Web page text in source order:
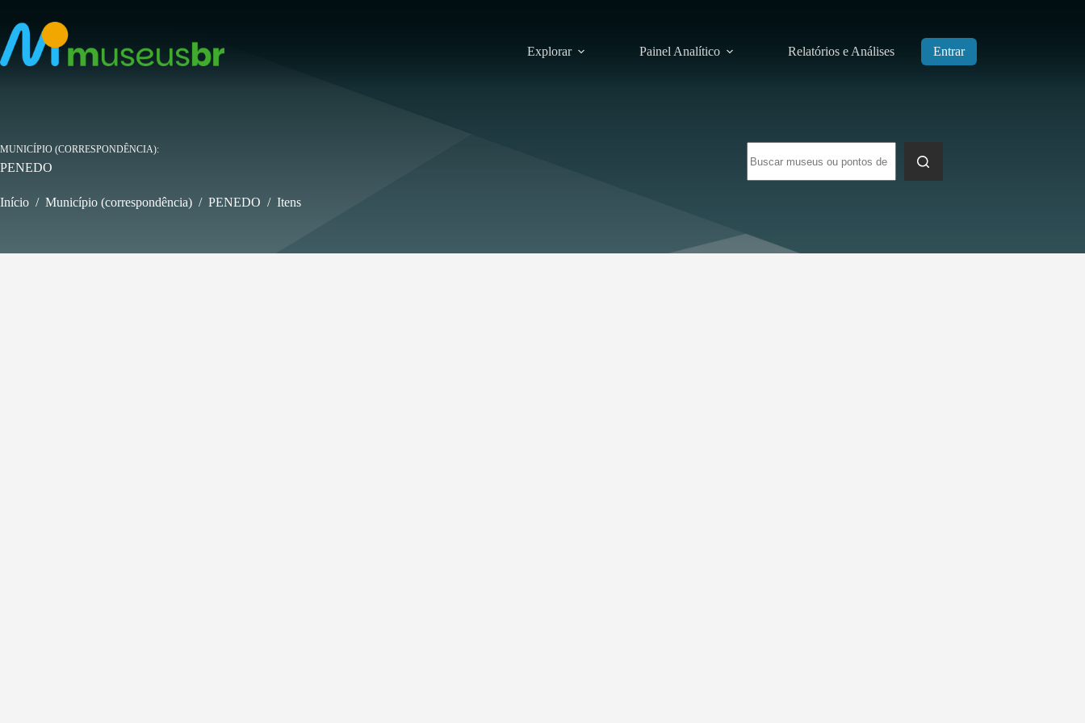
para
conteúdo
Explorar Painel Analítico Relatórios e Análises Entrar
resultados
MUNICÍPIO (CORRESPONDÊNCIA)
PENEDO
Início / Município (correspondência) / PENEDO / Itens